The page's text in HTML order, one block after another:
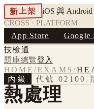
新上架
iOS 與
CROSS · PLATFORM
App Store
Google
技檢通
題庫總覽登入
HOME /EXAMS/
丙級
代號 02100
熱處理